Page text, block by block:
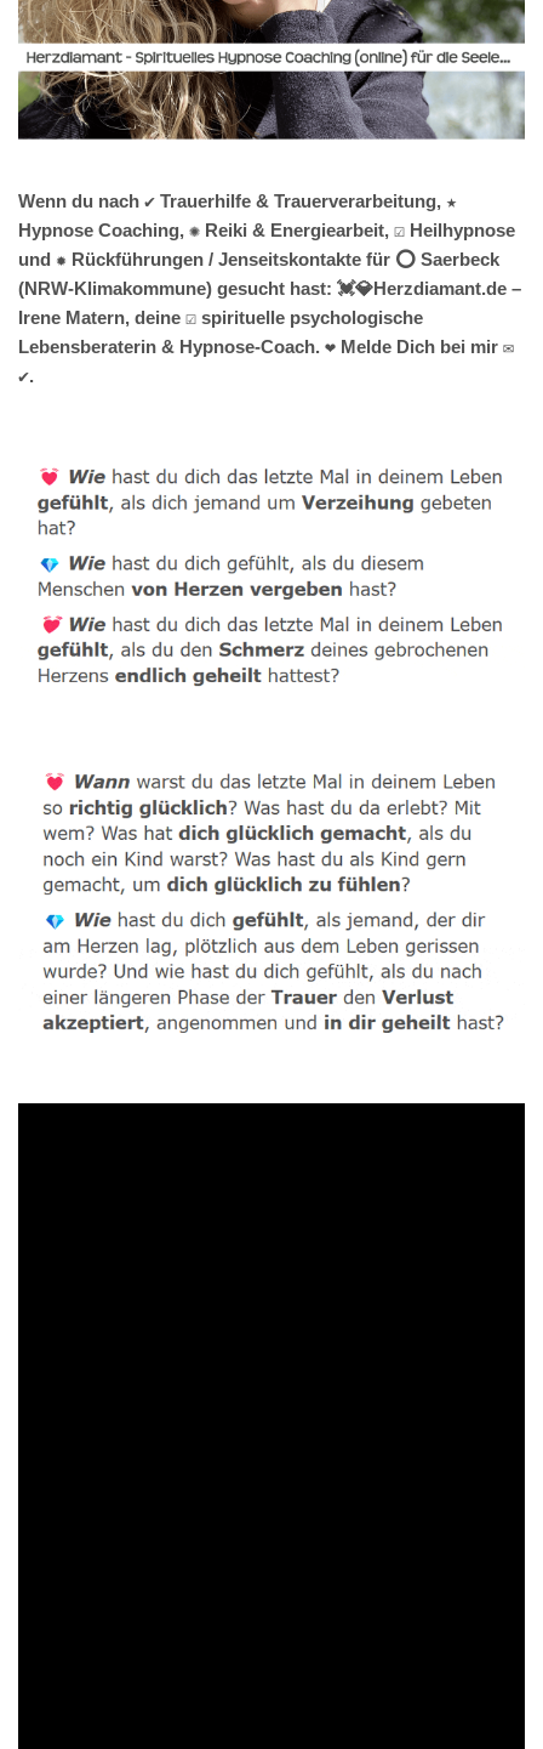
Wenn du nach ✔️ Trauerhilfe & Trauerverarbeitung, ★
Hypnose Coaching, ✺ Reiki & Energiearbeit, ☑️ Heilhypnose
und ✹ Rückführungen / Jenseitskontakte für ⭕ Saerbeck
(NRW-Klimakommune) gesucht hast: 💓️💎Herzdiamant.de –
Irene Matern, deine ☑️ spirituelle psychologische
Lebensberaterin & Hypnose-Coach. ❤ Melde Dich bei mir ✉
✔.